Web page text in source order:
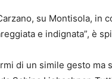
su Montisola, in
e indignata”, è
di un simile gesto ma